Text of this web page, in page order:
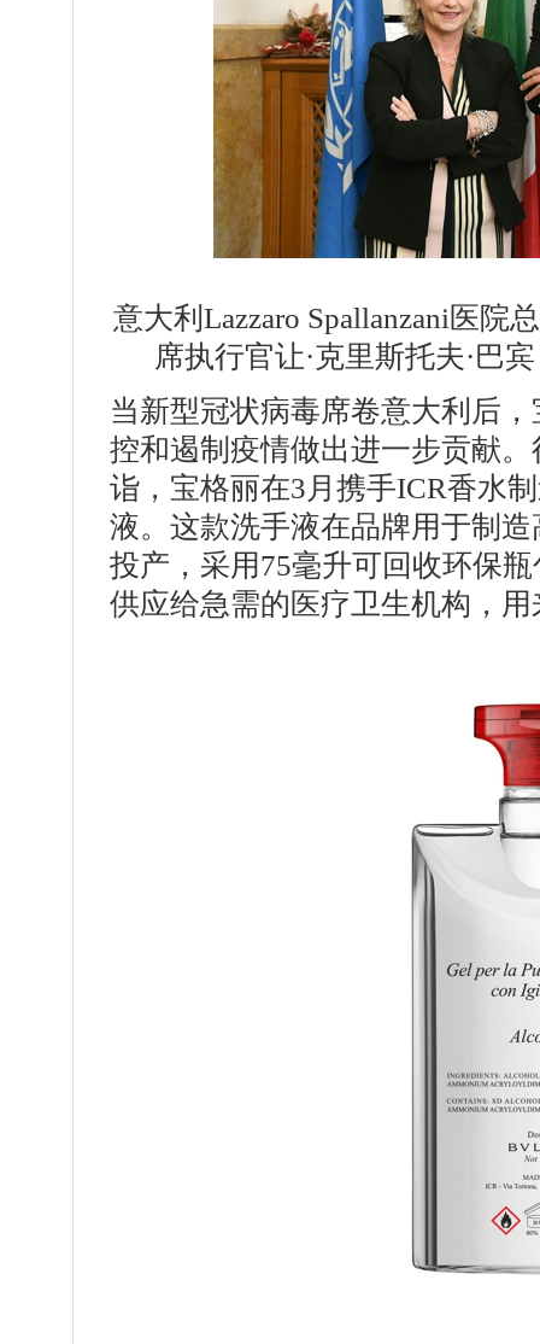
意大利Lazzaro Spallanzani医院
席执行官让·克里斯托夫·巴
当新型冠状病毒席卷意大利后
控和遏制疫情做出进一步贡献
诣，宝格丽在3月携手ICR香水
液。这款洗手液在品牌用于制
投产，采用75毫升可回收环保
供应给急需的医疗卫生机构，